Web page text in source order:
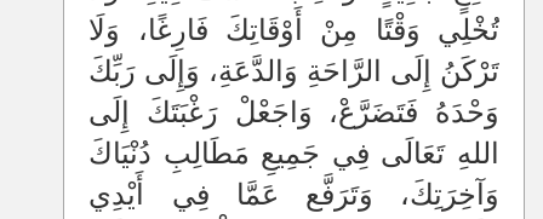
تُخْلِي وَقْتًا مِنْ أَوْقَاتِكَ فَارِغًا، وَلَا
تَرْكَنُ إِلَى الرَّاحَةِ وَالدَّعَةِ، وَإِلَى رَبِّكَ
وَحْدَهُ فَتَضَرَّعْ، وَاجَعْلْ رَغْبَتَكَ إِلَى
اللهِ تَعَالَى فِي جَمِيعِ مَطَالِبِ دُنْيَاكَ
وَآخِرَتِكَ، وَتَرَفَّع عَمَّا فِي أَيْدِي